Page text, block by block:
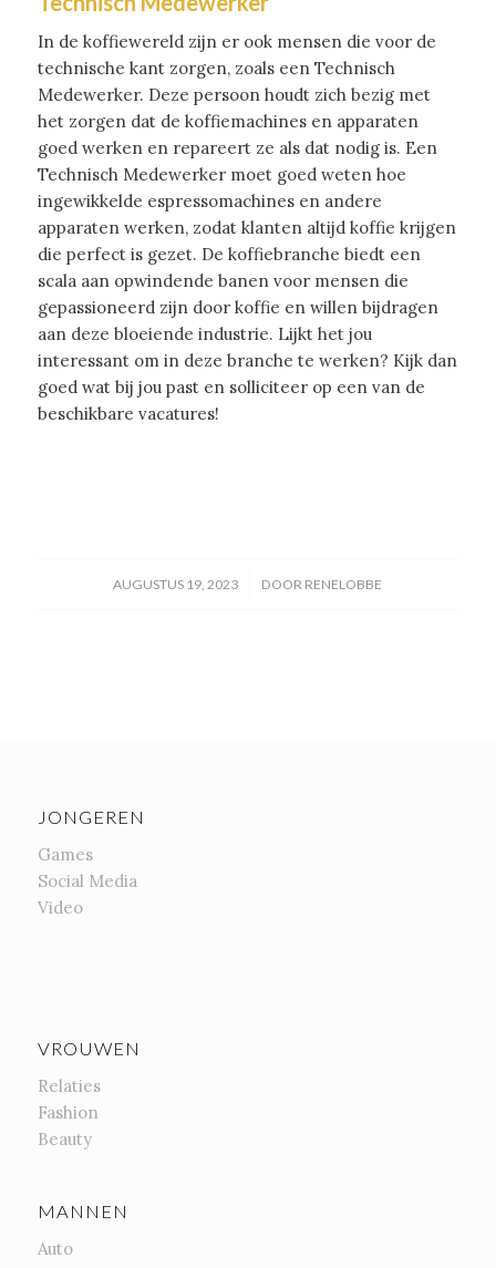
In de koffiewereld zijn er ook mensen die voor de
technische kant zorgen, zoals een Technisch
Medewerker. Deze persoon houdt zich bezig met
het zorgen dat de koffiemachines en apparaten
goed werken en repareert ze als dat nodig is. Een
Technisch Medewerker moet goed weten hoe
ingewikkelde espressomachines en andere
apparaten werken, zodat klanten altijd koffie krijgen
die perfect is gezet. De koffiebranche biedt een
scala aan opwindende banen voor mensen die
gepassioneerd zijn door koffie en willen bijdragen
aan deze bloeiende industrie. Lijkt het jou
interessant om in deze branche te werken? Kijk dan
goed wat bij jou past en solliciteer op een van de
beschikbare vacatures!
AUGUSTUS 19, 2023
/ DOOR RENELOBBE
JONGEREN
Games
Social Media
Video
VROUWEN
Relaties
Fashion
Beauty
MANNEN
Auto